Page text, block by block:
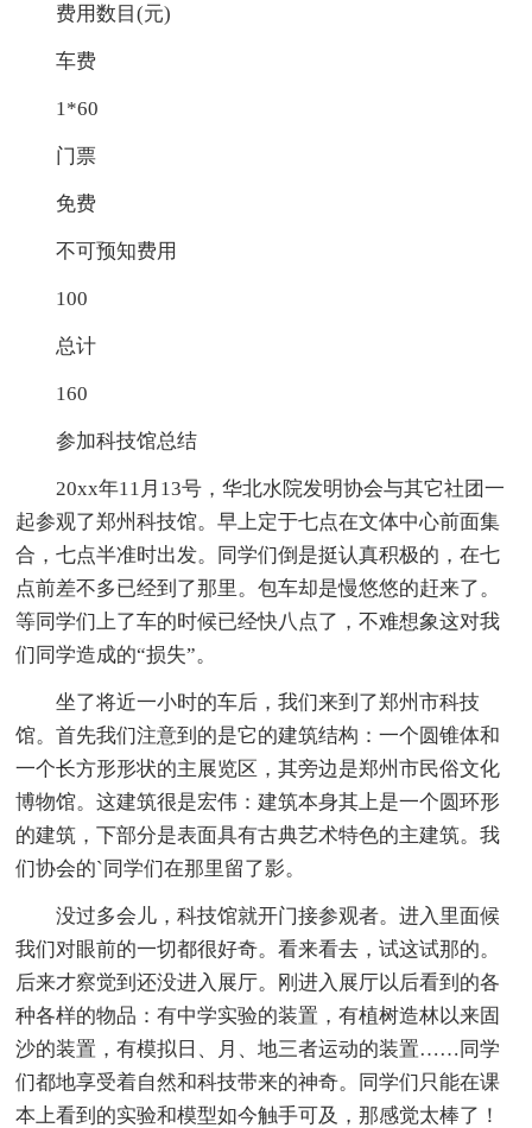
费用数目(元)
车费
1*60
门票
免费
不可预知费用
100
总计
160
参加科技馆总结
20xx年11月13号，华北水院发明协会与其它社团一
起参观了郑州科技馆。早上定于七点在文体中心前面集
合，七点半准时出发。同学们倒是挺认真积极的，在七
点前差不多已经到了那里。包车却是慢悠悠的赶来了。
等同学们上了车的时候已经快八点了，不难想象这对我
们同学造成的“损失”。
坐了将近一小时的车后，我们来到了郑州市科技
馆。首先我们注意到的是它的建筑结构：一个圆锥体和
一个长方形形状的主展览区，其旁边是郑州市民俗文化
博物馆。这建筑很是宏伟：建筑本身其上是一个圆环形
的建筑，下部分是表面具有古典艺术特色的主建筑。我
们协会的`同学们在那里留了影。
没过多会儿，科技馆就开门接参观者。进入里面候
我们对眼前的一切都很好奇。看来看去，试这试那的。
后来才察觉到还没进入展厅。刚进入展厅以后看到的各
种各样的物品：有中学实验的装置，有植树造林以来固
沙的装置，有模拟日、月、地三者运动的装置……同学
们都地享受着自然和科技带来的神奇。同学们只能在课
本上看到的实验和模型如今触手可及，那感觉太棒了！